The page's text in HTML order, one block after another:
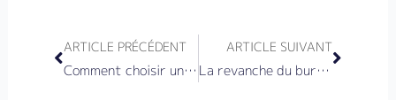
ARTICLE PRÉCÉDENT
Comment choisir un espace de coworking : les critères clés d’une décision éclairée
ARTICLE SUIVANT
La revanche du bureau : pourquoi les espaces de travail physiques restent essentiels dans un monde hybride